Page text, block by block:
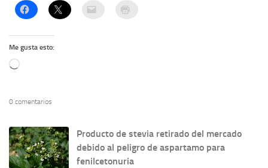
Me gusta esto:
Cargando...
0 comentarios
Producto de stevia retirado del mercado
debido al peligro de aspartamo para
fenilcetonuria